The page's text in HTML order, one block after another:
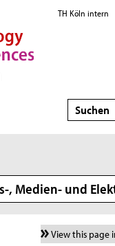
TH Köln intern
Suche
Suche
, Medien- und
View this page